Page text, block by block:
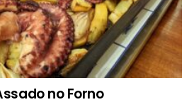
no Forno